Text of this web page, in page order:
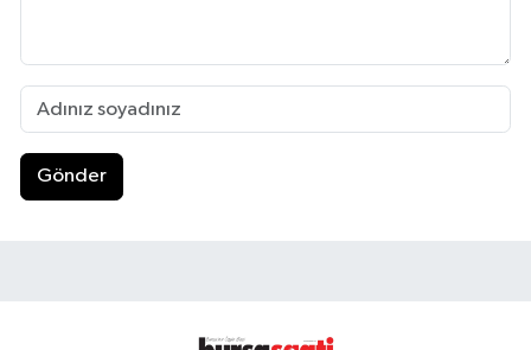
Gönder